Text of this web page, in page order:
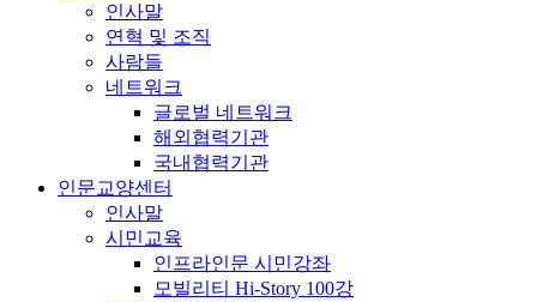
인사말
연혁 및 조직
사람들
네트워크
글로벌 네트워크
해외협력기관
국내협력기관
인문교양센터
인사말
시민교육
인프라인문 시민강좌
모빌리티 Hi-Story 100강